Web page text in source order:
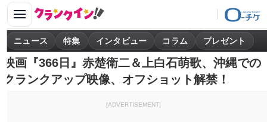
ニュース 特集 インタビュー コラム プレゼント
映画『366日』赤楚衛二＆上白石萌歌、沖縄での
クランクアップ映像、オフショット解禁！
[ADVERTISEMENT]